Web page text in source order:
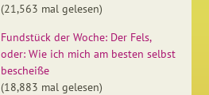
(21,563 mal gelesen)
Fundstück der Woche: Der Fels,
oder: Wie ich mich am besten selbst
bescheiße
(18,883 mal gelesen)